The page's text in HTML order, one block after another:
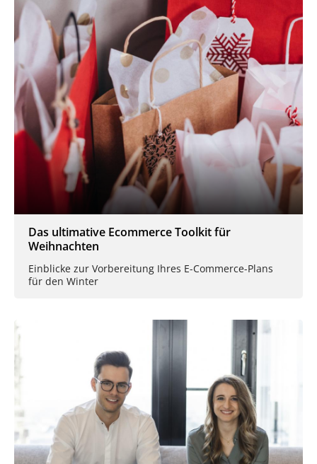
Das ultimative Ecommerce Toolkit für
Weihnachten
Einblicke zur Vorbereitung Ihres E-Commerce-Plans
für den Winter